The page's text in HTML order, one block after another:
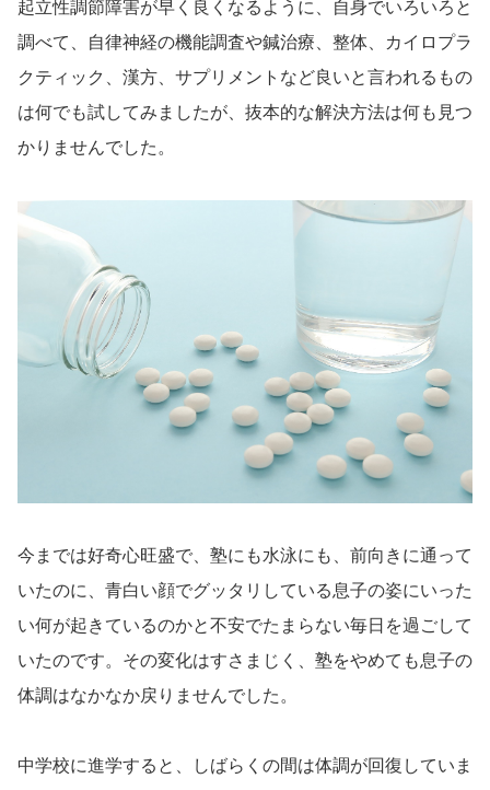
起立性調節障害が早く良くなるように、自身でいろいろと
調べて、自律神経の機能調査や鍼治療、整体、カイロプラ
クティック、漢方、サプリメントなど良いと言われるもの
は何でも試してみましたが、抜本的な解決方法は何も見つ
かりませんでした。
今までは好奇心旺盛で、塾にも水泳にも、前向きに通って
いたのに、青白い顔でグッタリしている息子の姿にいった
い何が起きているのかと不安でたまらない毎日を過ごして
いたのです。その変化はすさまじく、塾をやめても息子の
体調はなかなか戻りませんでした。
中学校に進学すると、しばらくの間は体調が回復していま